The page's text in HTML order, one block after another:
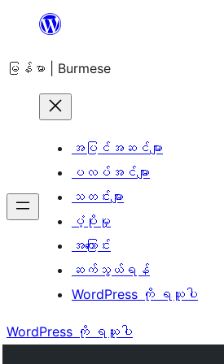
အကြောင်းအရာ
ကျော်သွား
မြန်မာ | Burmese
အပြင်အဆင်များ
ပလပ်အင်များ
သတင်းများ
ပံ့ပိုးမှု
အကြောင်း
ဆက်သွယ်ရန်
WordPress ကို ရယူပါ
WordPress ကို ရယူပါ